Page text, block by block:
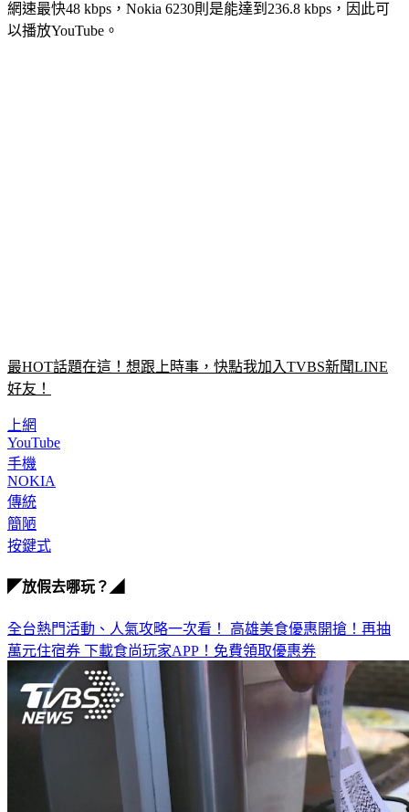
網速最快48 kbps，Nokia 6230則是能達到236.8 kbps，因此可
以播放YouTube。
最HOT話題在這！想跟上時事，快點我加入TVBS新聞LINE
好友！
上網
YouTube
手機
NOKIA
傳統
簡陋
按鍵式
◤放假去哪玩？◢
全台熱門活動、人氣攻略一次看！ 高雄美食優惠開搶！再抽
萬元住宿券 下載食尚玩家APP！免費領取優惠券